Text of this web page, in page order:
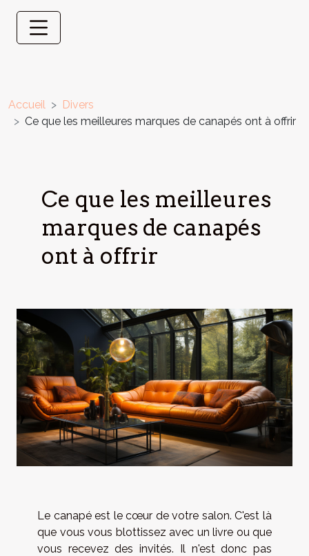
Accueil
Divers
Ce que les meilleures marques de canapés ont à offrir
Ce que les meilleures
marques de canapés
ont à offrir
Le canapé est le cœur de votre salon. C'est là
que vous vous blottissez avec un livre ou que
vous recevez des invités. Il n'est donc pas